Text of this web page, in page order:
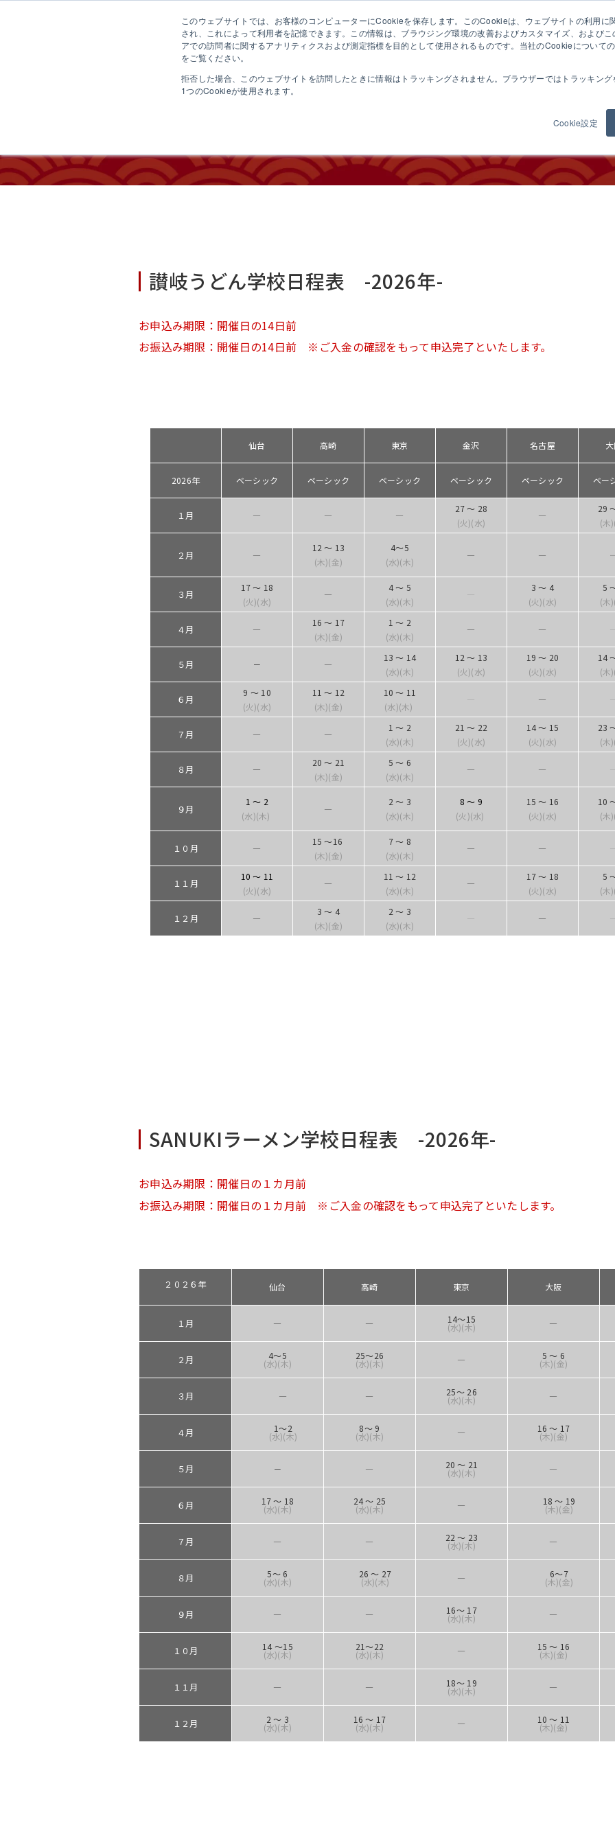
このウェブサイトでは、お客様のコンピューターにCookieを保存します。このCookieは、ウェブサイトの利用に
され、これによって利用者を記憶できます。この情報は、ブラウジング環境の改善およびカスタマイズ、および
アでの訪問者に関するアナリティクスおよび測定指標を目的として使用されるものです。当社のCookieについて
をご覧ください。
拒否した場合、このウェブサイトを訪問したときに情報はトラッキングされません。ブラウザーではトラッキン
1つのCookieが使用されます。
Cookie設定
さぬき麺機について 製品紹介 麺の学校 試作希望の
讃岐うどん学校日程表 -2026年-
お申込み期限：開催日の14日前
お振込み期限：開催日の14日前 ※ご入金の確認をもって申込完了といたします。
仙台 高崎 東京 金沢 名古屋
2026年 ベーシック ベーシック ベーシック ベーシック ベーシック ベー
１月 ― ― ―
27 ～ 28
(火)(水)
―
29
(木
２月 ―
12 ～ 13
(木)(金)
4～5
(水)(木)
― ―
３月
17 ～ 18
(火)(水)
―
4 ～ 5
(水)(木)
―
3 ～ 4
(火)(水)
5
(木
４月 ―
16 ～ 17
(木)(金)
1 ～ 2
(水)(木)
― ―
５月 － ―
13 ～ 14
(水)(木)
12 ～ 13
(火)(水)
19 ～ 20
(火)(水)
14
(木
６月
9 ～ 10
(火)(水)
11 ～ 12
(木)(金)
10 ～ 11
(水)(木)
― ―
７月 ― ―
1 ～ 2
(水)(木)
21 ～ 22
(火)(水)
14 ～ 15
(火)(水)
23
(木
８月 ―
20 ～ 21
(木)(金)
5 ～ 6
(水)(木)
― ―
９月
1 ～ 2
(水)(木)
―
2 ～ 3
(水)(木)
8 ～ 9
(火)(水)
15 ～ 16
(火)(水)
10
(木
１０月 ―
15 ～16
(木)(金)
7 ～ 8
(水)(木)
― ―
１１月
10 ～ 11
(火)(水)
―
11 ～ 12
(水)(木)
―
17 ～ 18
(火)(水)
5
(木
１２月 ―
3 ～ 4
(木)(金)
2 ～ 3
(水)(木)
― ―
SANUKIラーメン学校日程表 -2026年-
お申込み期限：開催日の１カ月前
お振込み期限：開催日の１カ月前 ※ご入金の確認をもって申込完了といたします。
２０２６年 仙台 高崎 東京 大阪
１月 ― ― 14～15
(水)(木) ―
２月 4～5
(水)(木)
25～26
(水)(木) ― 5 ～ 6
(木)(金)
３月 ― ― 25～ 26
(水)(木) ―
４月 1～2
(水)(木)
8～ 9
(水)(木) ― 16 ～ 17
(木)(金)
５月 － ― 20 ～ 21
(水)(木) ―
６月 17 ～ 18
(水)(木)
24 ～ 25
(水)(木) ― 18 ～ 19
(木)(金)
７月 ― ― 22 ～ 23
(水)(木) ―
８月 5～ 6
(水)(木)
26 ～ 27
(水)(木) ― 6～7
(木)(金)
９月 ― ― 16～ 17
(水)(木) ―
１０月 14 ～15
(水)(木)
21～22
(水)(木) ― 15 ～ 16
(木)(金)
１１月 ― ― 18～ 19
(水)(木) ―
１２月 2 ～ 3
(水)(木)
16 ～ 17
(水)(木) ― 10 ～ 11
(木)(金)